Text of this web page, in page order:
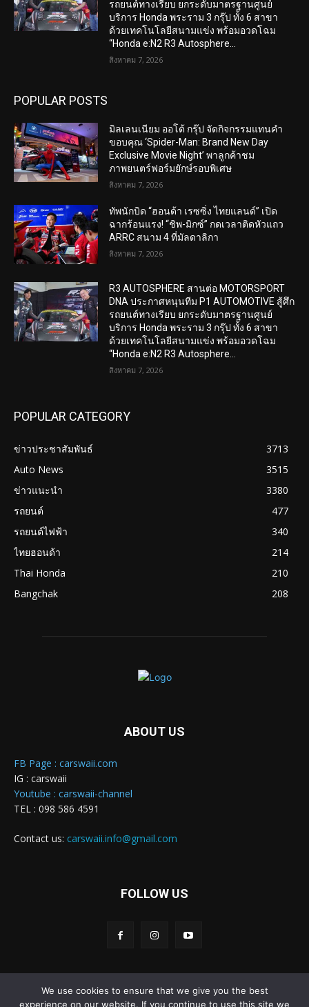
รถยนต์ทางเรียบ ยกระดับมาตรฐานศูนย์
บริการ Honda พระราม 3 กรุ๊ป ทั้ง 6 สาขา
ด้วยเทคโนโลยีสนามแข่ง พร้อมอวดโฉม
“Honda e:N2 R3 Autosphere...
สิงหาคม 7, 2026
POPULAR POSTS
มิลเลนเนียม ออโต้ กรุ๊ป จัดกิจกรรมแทนคำ
ขอบคุณ ‘Spider-Man: Brand New Day
Exclusive Movie Night’ พาลูกค้าชม
ภาพยนตร์ฟอร์มยักษ์รอบพิเศษ
สิงหาคม 7, 2026
ทัพนักบิด “ฮอนด้า เรซซิ่ง ไทยแลนด์” เปิด
ฉากร้อนแรง! “ชิพ-มิกซ์” กดเวลาติดหัวแถว
ARRC สนาม 4 ที่มัลดาลิกา
สิงหาคม 7, 2026
R3 AUTOSPHERE สานต่อ MOTORSPORT
DNA ประกาศหนุนทีม P1 AUTOMOTIVE สู้ศึก
รถยนต์ทางเรียบ ยกระดับมาตรฐานศูนย์
บริการ Honda พระราม 3 กรุ๊ป ทั้ง 6 สาขา
ด้วยเทคโนโลยีสนามแข่ง พร้อมอวดโฉม
“Honda e:N2 R3 Autosphere...
สิงหาคม 7, 2026
POPULAR CATEGORY
ข่าวประชาสัมพันธ์
3713
Auto News
3515
ข่าวแนะนำ
3380
รถยนต์
477
รถยนต์ไฟฟ้า
340
ไทยฮอนด้า
214
Thai Honda
210
Bangchak
208
ABOUT US
FB Page : carswaii.com
IG : carswaii
Youtube : carswaii-channel
TEL : 098 586 4591
Contact us: carswaii.info@gmail.com
FOLLOW US
Carswaii © Copyright All right reserved
We use cookies to ensure that we give you the best
experience on our website. If you continue to use this site we